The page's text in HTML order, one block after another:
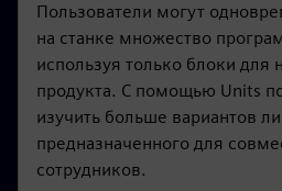
Пользователи могут
на станке множество
используя только блоки для
продукта. С помощью Units
изучить больше вариантов
предназначенного для
сотрудников.